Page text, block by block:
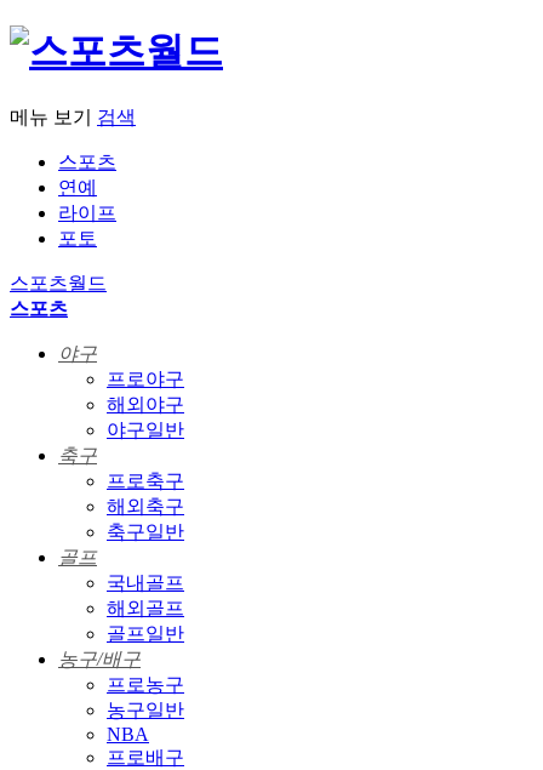
메뉴 보기 검색
스포츠
연예
라이프
포토
스포츠월드
스포츠
야구
프로야구
해외야구
야구일반
축구
프로축구
해외축구
축구일반
골프
국내골프
해외골프
골프일반
농구/배구
프로농구
농구일반
NBA
프로배구